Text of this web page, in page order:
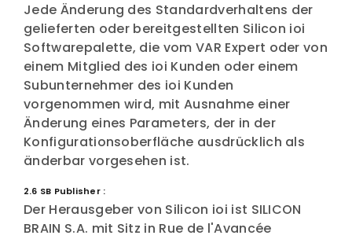
Jede Änderung des Standardverhaltens der
gelieferten oder bereitgestellten Silicon ioi
Softwarepalette, die vom VAR Expert oder von
einem Mitglied des ioi Kunden oder einem
Subunternehmer des ioi Kunden
vorgenommen wird, mit Ausnahme einer
Änderung eines Parameters, der in der
Konfigurationsoberfläche ausdrücklich als
änderbar vorgesehen ist.
2.6 SB Publisher :
Der Herausgeber von Silicon ioi ist SILICON
BRAIN S.A. mit Sitz in Rue de l'Avancée